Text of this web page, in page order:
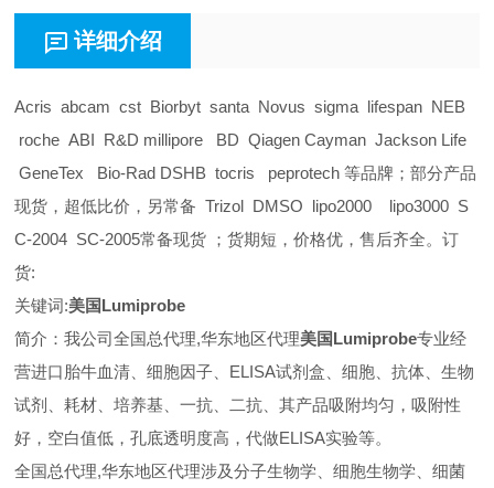
详细介绍
Acris abcam cst Biorbyt santa Novus sigma lifespan NEB
roche ABI R&D millipore BD Qiagen Cayman Jackson Life
GeneTex Bio-Rad DSHB tocris peprotech 等品牌；部分产品
现货，超低比价，另常备 Trizol DMSO lipo2000 lipo3000 S
C-2004 SC-2005常备现货 ；货期短，价格优，售后齐全。订
货:
关键词:美国Lumiprobe
简介：我公司全国总代理,华东地区代理美国Lumiprobe专业经
营进口胎牛血清、细胞因子、ELISA试剂盒、细胞、抗体、生物
试剂、耗材、培养基、一抗、二抗、其产品吸附均匀，吸附性
好，空白值低，孔底透明度高，代做ELISA实验等。
全国总代理,华东地区代理涉及分子生物学、细胞生物学、细菌